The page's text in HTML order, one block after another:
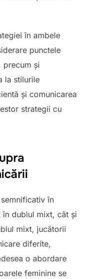
în ambele
punctele
precum și
la stilurile
și comunicarea
strategii cu
în
dublul mixt, cât și
mixt, jucătorii
diferite,
o abordare
feminine se